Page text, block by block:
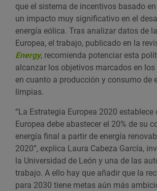
que el sistema de incentivos basado
un impacto muy significativo en el
energía eólica. Tras analizar datos de
Europea, el trabajo, publicado en la
Energy, recomienda potenciar esta
alcanzar los objetivos marcados en
en cuanto a producción y consumo de
limpias.
“La Estrategia Europea 2020 establece
Europea debe abastecer el 20% de su
energía final a partir de energía
2020”, explica Laura Cabeza García,
la Universidad de León y una de las
trabajo. A ello hay que añadir que la
para 2030 tiene metas aún más